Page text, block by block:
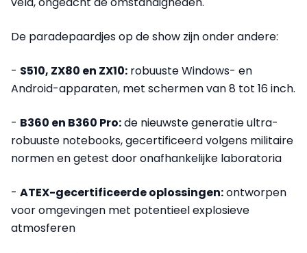
De paradepaardjes op de show zijn onder andere:
- S510, ZX80 en ZX10: robuuste Windows- en
Android-apparaten, met schermen van 8 tot 16 inch.
- B360 en B360 Pro:de nieuwste generatie ultra-
robuuste notebooks, gecertificeerd volgens militaire
normen en getest door onafhankelijke laboratoria
- ATEX-gecertificeerde oplossingen:ontworpen
voor omgevingen met potentieel explosieve
atmosferen